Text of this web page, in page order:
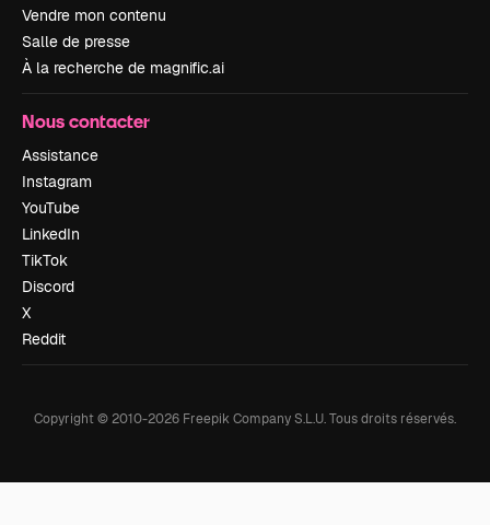
Vendre mon contenu
Salle de presse
À la recherche de magnific.ai
Nous contacter
Assistance
Instagram
YouTube
LinkedIn
TikTok
Discord
X
Reddit
Copyright © 2010-2026 Freepik Company S.L.U.Tous droits réservés.